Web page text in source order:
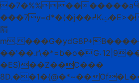
�7�%%��
���7y=d*�(�j��߄Kݔ�E>�LS) aT.x� I��L������
䧎
m.
�ES)��Z��C���
8D.��1�{@�*~��